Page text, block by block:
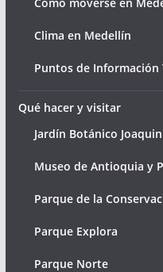
Clima en Medellín
Puntos de Información
Qué hacer y visitar
Jardín Botánico
Museo de Antioquia y
Parque de la
Parque Explora
Parque Norte